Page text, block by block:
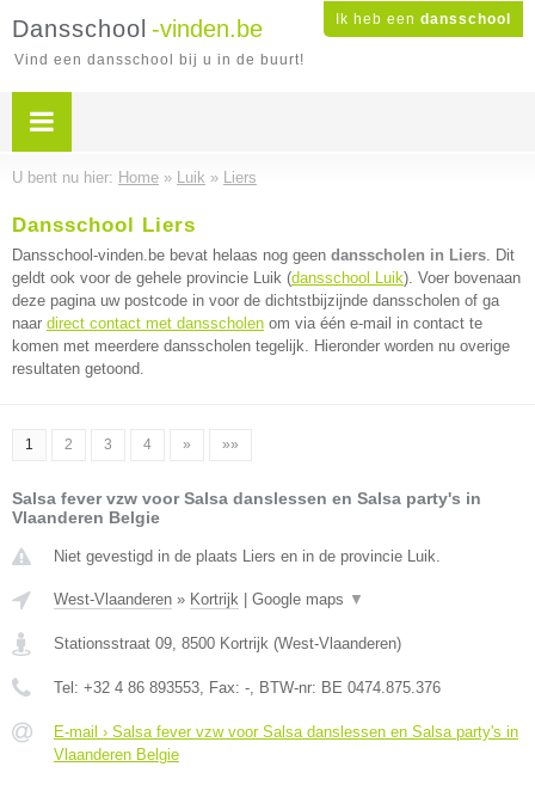
Ik heb een dansschool
Dansschool -vinden.be
Vind een dansschool bij u in de buurt!
U bent nu hier: Home » Luik » Liers
Dansschool Liers
Dansschool-vinden.be bevat helaas nog geen dansscholen in Liers. Dit
geldt ook voor de gehele provincie Luik (dansschool Luik). Voer bovenaan
deze pagina uw postcode in voor de dichtstbijzijnde dansscholen of ga
naar direct contact met dansscholen om via één e-mail in contact te
komen met meerdere dansscholen tegelijk. Hieronder worden nu overige
resultaten getoond.
1 2 3 4 » »»
Salsa fever vzw voor Salsa danslessen en Salsa party's in
Vlaanderen Belgie
Niet gevestigd in de plaats Liers en in de provincie Luik.
West-Vlaanderen » Kortrijk Google maps ▼
Stationsstraat 09, 8500 Kortrijk (West-Vlaanderen)
Tel: +32 4 86 893553, Fax: -, BTW-nr: BE 0474.875.376
E-mail › Salsa fever vzw voor Salsa danslessen en Salsa party's in
Vlaanderen Belgie